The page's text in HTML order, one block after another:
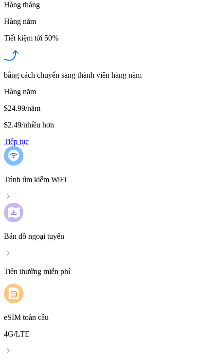
Hàng tháng
Hàng năm
Tiết kiệm tới 50%
bằng cách chuyển sang thành viên hàng năm
Hàng năm
$24.99/năm
$2.49/nhiều hơn
Tiếp tục
Trình tìm kiếm WiFi
Bản đồ ngoại tuyến
Tiền thưởng miễn phí
eSIM toàn cầu
4G/LTE